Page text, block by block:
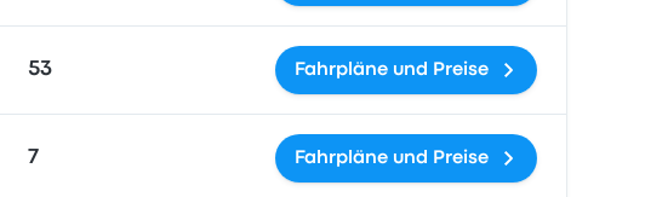
53 Fahrpläne und Preise
7 Fahrpläne und Preise